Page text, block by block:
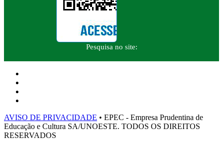
Pesquisa no site:
AVISO DE PRIVACIDADE • EPEC - Empresa Prudentina de
Educação e Cultura SA/UNOESTE. TODOS OS DIREITOS
RESERVADOS